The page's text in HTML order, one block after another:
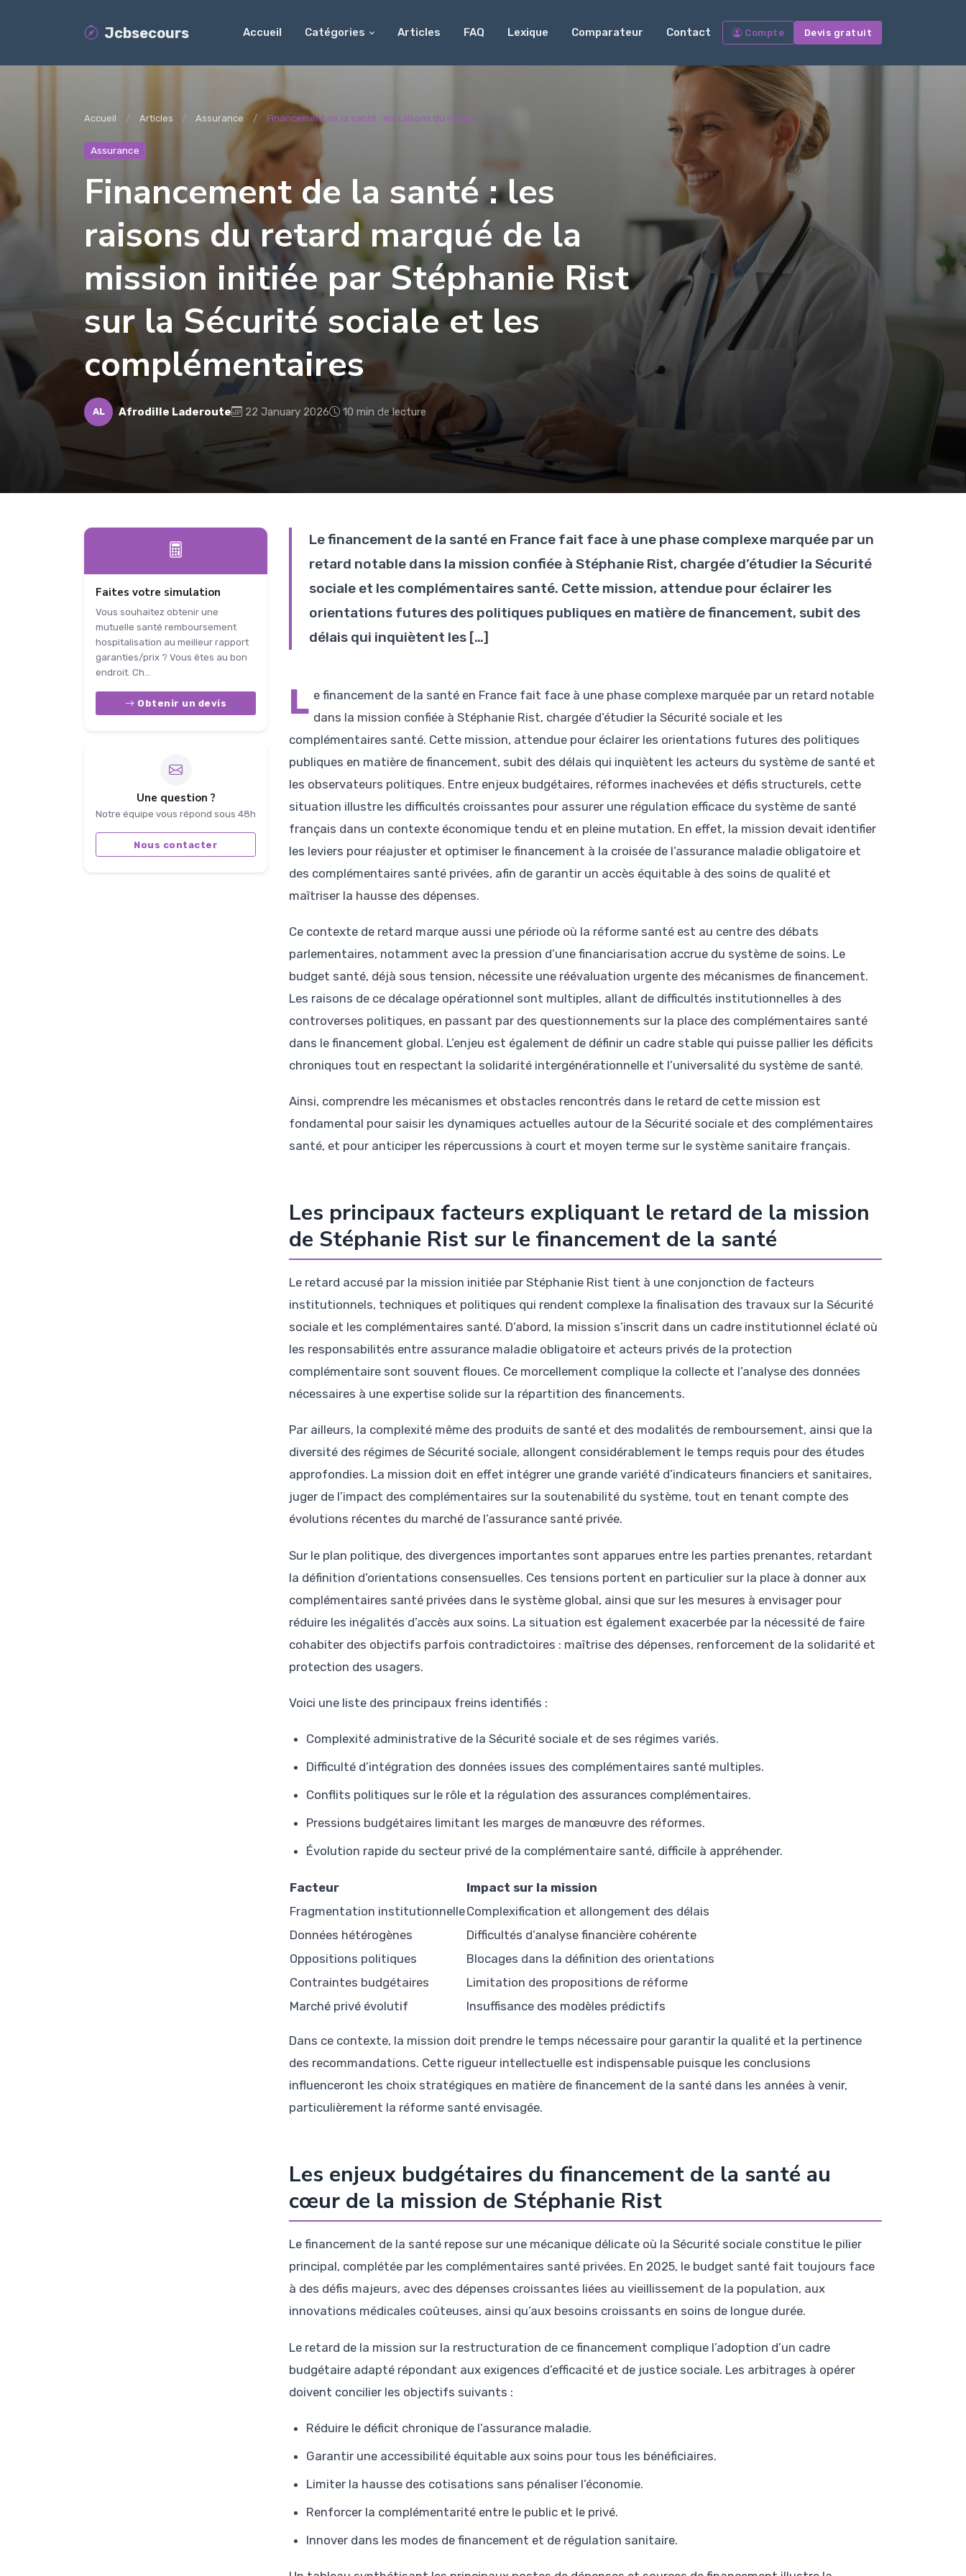
Jcbsecours Accueil Catégories Articles FAQ Lexique Comparateur Contact Compte Devis gratuit
Accueil Articles Assurance Financement de la santé : les raisons du retard...
Assurance
Financement de la santé : les
raisons du retard marqué de la
mission initiée par Stéphanie Rist
sur la Sécurité sociale et les
complémentaires
AL Afrodille Laderoute 22 January 2026 10 min de lecture
Faites votre simulation
Vous souhaitez obtenir une
mutuelle santé remboursement
hospitalisation au meilleur rapport
garanties/prix ? Vous êtes au bon
endroit. Ch...
Obtenir un devis
Une question ?
Notre équipe vous répond sous 48h
Nous contacter
Le financement de la santé en France fait face à une phase complexe marquée par un
retard notable dans la mission confiée à Stéphanie Rist, chargée d’étudier la Sécurité
sociale et les complémentaires santé. Cette mission, attendue pour éclairer les
orientations futures des politiques publiques en matière de financement, subit des
délais qui inquiètent les […]
L e financement de la santé en France fait face à une phase complexe marquée par un retard notable
dans la mission confiée à Stéphanie Rist, chargée d’étudier la Sécurité sociale et les
complémentaires santé. Cette mission, attendue pour éclairer les orientations futures des politiques
publiques en matière de financement, subit des délais qui inquiètent les acteurs du système de santé et
les observateurs politiques. Entre enjeux budgétaires, réformes inachevées et défis structurels, cette
situation illustre les difficultés croissantes pour assurer une régulation efficace du système de santé
français dans un contexte économique tendu et en pleine mutation. En effet, la mission devait identifier
les leviers pour réajuster et optimiser le financement à la croisée de l’assurance maladie obligatoire et
des complémentaires santé privées, afin de garantir un accès équitable à des soins de qualité et
maîtriser la hausse des dépenses.
Ce contexte de retard marque aussi une période où la réforme santé est au centre des débats
parlementaires, notamment avec la pression d’une financiarisation accrue du système de soins. Le
budget santé, déjà sous tension, nécessite une réévaluation urgente des mécanismes de financement.
Les raisons de ce décalage opérationnel sont multiples, allant de difficultés institutionnelles à des
controverses politiques, en passant par des questionnements sur la place des complémentaires santé
dans le financement global. L’enjeu est également de définir un cadre stable qui puisse pallier les déficits
chroniques tout en respectant la solidarité intergénérationnelle et l’universalité du système de santé.
Ainsi, comprendre les mécanismes et obstacles rencontrés dans le retard de cette mission est
fondamental pour saisir les dynamiques actuelles autour de la Sécurité sociale et des complémentaires
santé, et pour anticiper les répercussions à court et moyen terme sur le système sanitaire français.
Les principaux facteurs expliquant le retard de la mission
de Stéphanie Rist sur le financement de la santé
Le retard accusé par la mission initiée par Stéphanie Rist tient à une conjonction de facteurs
institutionnels, techniques et politiques qui rendent complexe la finalisation des travaux sur la Sécurité
sociale et les complémentaires santé. D’abord, la mission s’inscrit dans un cadre institutionnel éclaté où
les responsabilités entre assurance maladie obligatoire et acteurs privés de la protection
complémentaire sont souvent floues. Ce morcellement complique la collecte et l’analyse des données
nécessaires à une expertise solide sur la répartition des financements.
Par ailleurs, la complexité même des produits de santé et des modalités de remboursement, ainsi que la
diversité des régimes de Sécurité sociale, allongent considérablement le temps requis pour des études
approfondies. La mission doit en effet intégrer une grande variété d’indicateurs financiers et sanitaires,
juger de l’impact des complémentaires sur la soutenabilité du système, tout en tenant compte des
évolutions récentes du marché de l’assurance santé privée.
Sur le plan politique, des divergences importantes sont apparues entre les parties prenantes, retardant
la définition d’orientations consensuelles. Ces tensions portent en particulier sur la place à donner aux
complémentaires santé privées dans le système global, ainsi que sur les mesures à envisager pour
réduire les inégalités d’accès aux soins. La situation est également exacerbée par la nécessité de faire
cohabiter des objectifs parfois contradictoires : maîtrise des dépenses, renforcement de la solidarité et
protection des usagers.
Voici une liste des principaux freins identifiés :
Complexité administrative de la Sécurité sociale et de ses régimes variés.
Difficulté d’intégration des données issues des complémentaires santé multiples.
Conflits politiques sur le rôle et la régulation des assurances complémentaires.
Pressions budgétaires limitant les marges de manœuvre des réformes.
Évolution rapide du secteur privé de la complémentaire santé, difficile à appréhender.
Facteur
Impact sur la mission
Fragmentation institutionnelleComplexification et allongement des délais
Données hétérogènes
Difficultés d’analyse financière cohérente
Oppositions politiques
Blocages dans la définition des orientations
Contraintes budgétaires
Limitation des propositions de réforme
Marché privé évolutif
Insuffisance des modèles prédictifs
Dans ce contexte, la mission doit prendre le temps nécessaire pour garantir la qualité et la pertinence
des recommandations. Cette rigueur intellectuelle est indispensable puisque les conclusions
influenceront les choix stratégiques en matière de financement de la santé dans les années à venir,
particulièrement la réforme santé envisagée.
Les enjeux budgétaires du financement de la santé au
cœur de la mission de Stéphanie Rist
Le financement de la santé repose sur une mécanique délicate où la Sécurité sociale constitue le pilier
principal, complétée par les complémentaires santé privées. En 2025, le budget santé fait toujours face
à des défis majeurs, avec des dépenses croissantes liées au vieillissement de la population, aux
innovations médicales coûteuses, ainsi qu’aux besoins croissants en soins de longue durée.
Le retard de la mission sur la restructuration de ce financement complique l’adoption d’un cadre
budgétaire adapté répondant aux exigences d’efficacité et de justice sociale. Les arbitrages à opérer
doivent concilier les objectifs suivants :
Réduire le déficit chronique de l’assurance maladie.
Garantir une accessibilité équitable aux soins pour tous les bénéficiaires.
Limiter la hausse des cotisations sans pénaliser l’économie.
Renforcer la complémentarité entre le public et le privé.
Innover dans les modes de financement et de régulation sanitaire.